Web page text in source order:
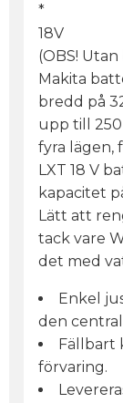
*
18V
(OBS!
Makita
bredd på
upp till 250
fyra lägen,
LXT 18 V
kapacitet
Lätt att
tack vare
det med
Enkel
den
Fällbart
förvaring.